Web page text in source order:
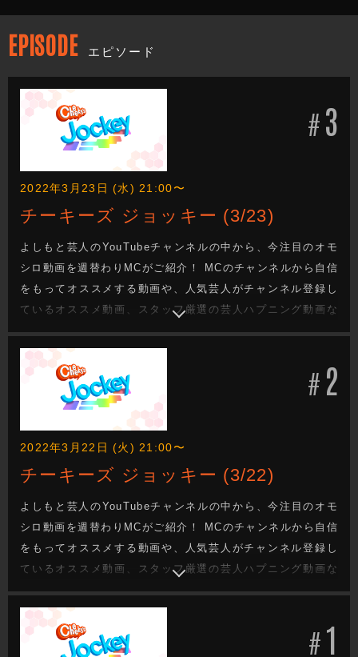
EPISODE エピソード
#3
2022年3月23日 (水) 21:00〜
チーキーズ ジョッキー (3/23)
よしもと芸人のYouTubeチャンネルの中から、今注目のオモ
シロ動画を週替わりMCがご紹介！ MCのチャンネルから自信
をもってオススメする動画や、人気芸人がチャンネル登録し
ているオススメ動画、スタッフ厳選の芸人ハプニング動画な
ど、盛りだくさんのコーナーを扱います！ 出演者：アインシ
ュタイン
# 2
2022年3月22日 (火) 21:00〜
チーキーズ ジョッキー (3/22)
よしもと芸人のYouTubeチャンネルの中から、今注目のオモ
シロ動画を週替わりMCがご紹介！ MCのチャンネルから自信
をもってオススメする動画や、人気芸人がチャンネル登録し
ているオススメ動画、スタッフ厳選の芸人ハプニング動画な
ど、盛りだくさんのコーナーを扱います！ 出演者：アインシ
ュタイン
#1